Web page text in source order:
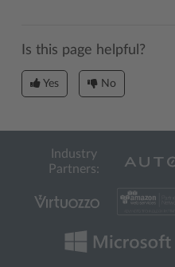
Is this page helpful?
Yes No
Industry
Partners: